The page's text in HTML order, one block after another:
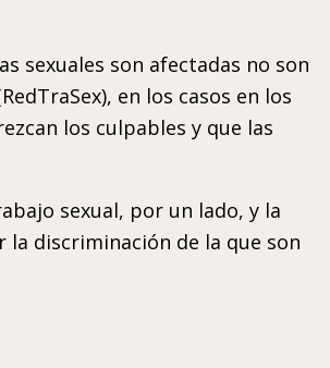
sexuales son afectadas no son
en los casos en los
los culpables y que las
sexual, por un lado, y la
discriminación de la que son